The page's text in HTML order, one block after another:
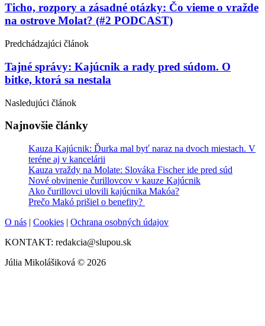
Post
navigation
Ticho, rozpory a zásadné otázky: Čo vieme o vražde
na ostrove Molat? (#2 PODCAST)
Predchádzajúci článok
Tajné správy: Kajúcnik a rady pred súdom. O
bitke, ktorá sa nestala
Nasledujúci článok
Najnovšie články
Kauza Kajúcnik: Ďurka mal byť naraz na dvoch miestach. V
teréne aj v kancelárii
Kauza vraždy na Molate: Slováka Fischer ide pred súd
Nové obvinenie čurillovcov v kauze Kajúcnik
Ako čurillovci ulovili kajúcnika Makóa?
Prečo Makó prišiel o benefity?
O nás | Cookies | Ochrana osobných údajov
KONTAKT: redakcia@slupou.sk
Júlia Mikolášiková © 2026